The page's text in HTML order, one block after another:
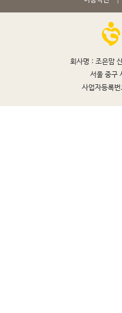
회사명 : 조은맘
서울 중구
사업자등록